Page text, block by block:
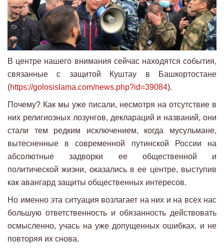
В центре нашего внимания сейчас находятся события,
связанные с защитой Куштау в Башкортостане
(https://golosislama.com/news.php?id=39084).
Почему? Как мы уже писали, несмотря на отсутствие в
них религиозных лозунгов, деклараций и названий, они
стали тем редким исключением, когда мусульмане,
вытесненные в современной путинской России на
абсолютные задворки ее общественной и
политической жизни, оказались в ее центре, выступив
как авангард защиты общественных интересов.
Но именно эта ситуация возлагает на них и на всех нас
большую ответственность и обязанность действовать
осмысленно, учась на уже допущенных ошибках, и не
повторяя их снова.